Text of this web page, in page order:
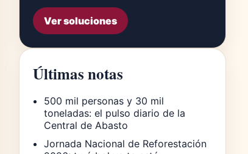
Ver soluciones
Últimas notas
500 mil personas y 30 mil
toneladas: el pulso diario de la
Central de Abasto
Jornada Nacional de Reforestación